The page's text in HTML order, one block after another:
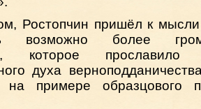
Ростопчин пришёл к
возможно более
которое
духа
на примере образцового